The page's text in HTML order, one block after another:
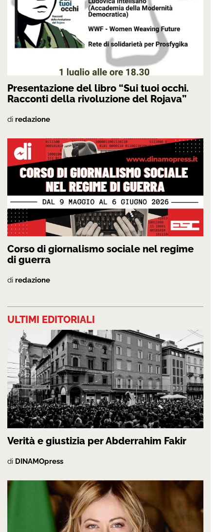
Presentazione del libro “Sui tuoi occhi.
Racconti della rivoluzione del Rojava”
di redazione
Corso di giornalismo sociale nel regime
di guerra
di redazione
ULTIMI EDITORIALI
Verità e giustizia per Abderrahim Fakir
di DINAMOpress